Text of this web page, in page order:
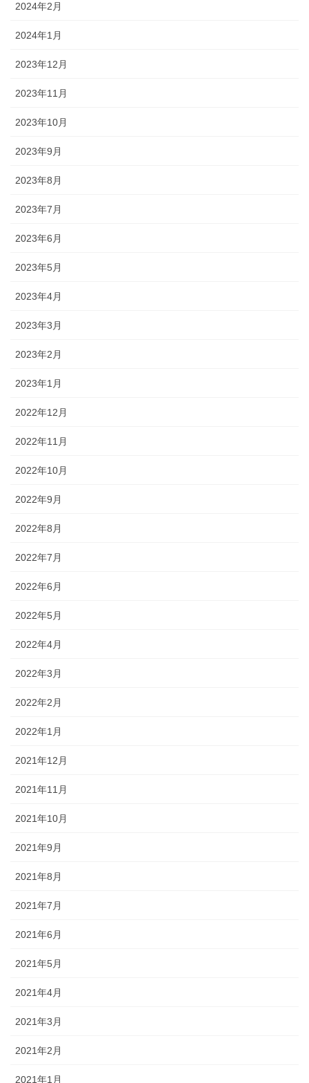
2024年2月
2024年1月
2023年12月
2023年11月
2023年10月
2023年9月
2023年8月
2023年7月
2023年6月
2023年5月
2023年4月
2023年3月
2023年2月
2023年1月
2022年12月
2022年11月
2022年10月
2022年9月
2022年8月
2022年7月
2022年6月
2022年5月
2022年4月
2022年3月
2022年2月
2022年1月
2021年12月
2021年11月
2021年10月
2021年9月
2021年8月
2021年7月
2021年6月
2021年5月
2021年4月
2021年3月
2021年2月
2021年1月